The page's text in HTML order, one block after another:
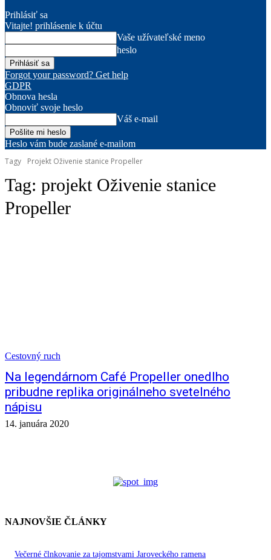
Prihlásiť sa
Vitajte! prihlásenie k účtu
Vaše užívateľské meno
heslo
Forgot your password? Get help
GDPR
Obnova hesla
Obnoviť svoje heslo
Váš e-mail
Heslo vám bude zaslané e-mailom
Tagy
Projekt Oživenie stanice Propeller
Tag: projekt Oživenie stanice
Propeller
Cestovný ruch
Na legendárnom Café Propeller onedlho
pribudne replika originálneho svetelného
nápisu
14. januára 2020
NAJNOVŠIE ČLÁNKY
Večerné člnkovanie za tajomstvami Jaroveckého ramena